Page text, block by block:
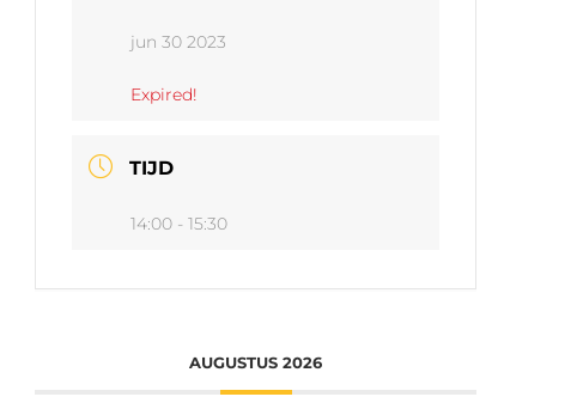
jun 30 2023
Expired!
TIJD
14:00 - 15:30
AUGUSTUS 2026